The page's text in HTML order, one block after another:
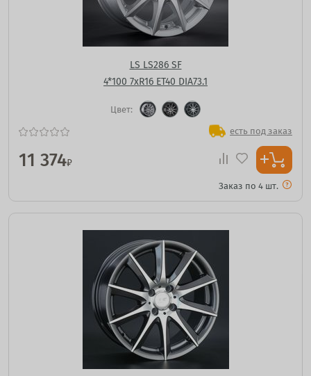
LS LS286 SF
4*100 7xR16 ET40 DIA73.1
Цвет:
есть под заказ
11 374₽
Заказ по 4 шт.